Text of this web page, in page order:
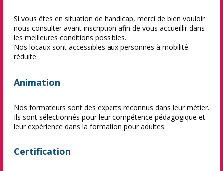
Si vous êtes en situation de handicap, merci de bien vouloir
nous consulter avant inscription afin de vous accueillir dans
les meilleures conditions possibles.
Nos locaux sont accessibles aux personnes à mobilité
réduite.
Animation
Nos formateurs sont des experts reconnus dans leur métier.
Ils sont sélectionnés pour leur compétence pédagogique et
leur expérience dans la formation pour adultes.
Certification